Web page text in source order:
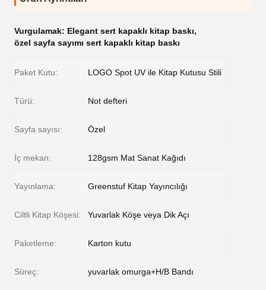
Vurgulamak: Elegant sert kapaklı kitap baskı,
özel sayfa sayımı sert kapaklı kitap baskı
Paket Kutu: LOGO Spot UV ile Kitap Kutusu Stili
Türü: Not defteri
Sayfa sayısı: Özel
İç mekan: 128gsm Mat Sanat Kağıdı
Yayınlama: Greenstuf Kitap Yayıncılığı
Ciltli Kitap Köşesi: Yuvarlak Köşe veya Dik Açı
Paketleme: Karton kutu
Süreç: yuvarlak omurga+H/B Bandı